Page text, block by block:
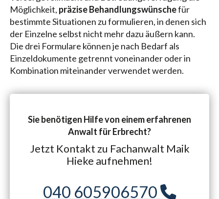
Möglichkeit, präzise Behandlungswünschefür
bestimmte Situationen zu formulieren, in denen sich
der Einzelne selbst nicht mehr dazu äußern kann.
Die drei Formulare können je nach Bedarf als
Einzeldokumente getrennt voneinander oder in
Kombination miteinander verwendet werden.
Sie benötigen Hilfe von einem erfahrenen
Anwalt für Erbrecht?
Jetzt Kontakt zu Fachanwalt Maik
Hieke aufnehmen!
040 605906570